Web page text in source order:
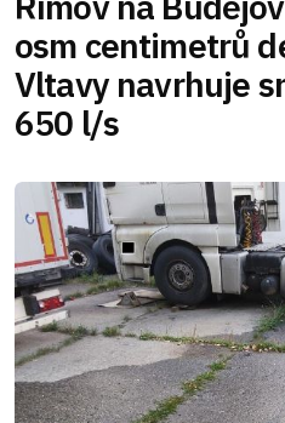
osm centimetrů
Vltavy navrhuje
650 l/s